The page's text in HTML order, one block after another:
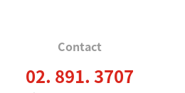
Contact
02. 891. 3707